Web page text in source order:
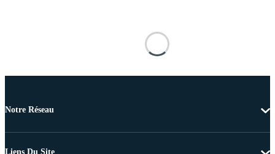
Notre Réseau
Liens Du Site